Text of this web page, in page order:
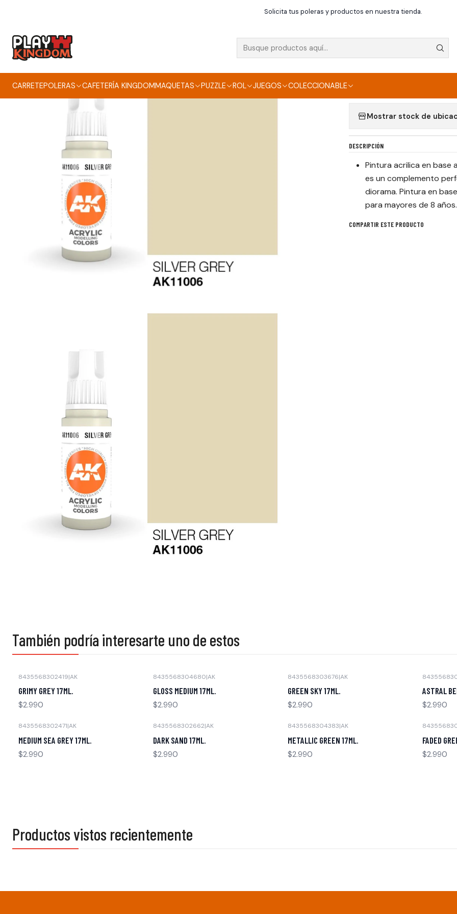
CARRETEPOLERAS CAFETERÍA KINGDOMMAQUETAS PUZZLE ROL JUEGOS COLECCIONABLE
Solicita tus poleras y productos en nuestra tienda.
Inicio Pinturas SILVER GREY 17ML.
SILVER GREY 17ML.
Mostrar stock de
DESCRIPCIÓN
Pintura acrilica en base
es un complemento
diorama. Pintura en
para mayores de 8 años.
COMPARTIR ESTE PRODUCTO
También podría interesarte uno de estos
8435568302419|AK
GRIMY GREY 17ML.
$2.990
8435568304680|AK
GLOSS MEDIUM 17ML.
$2.990
8435568303676|AK
GREEN SKY 17ML.
$2.990
ASTRAL
$2.990
8435568302471|AK
MEDIUM SEA GREY 17ML.
$2.990
8435568302662|AK
DARK SAND 17ML.
$2.990
8435568304383|AK
METALLIC GREEN 17ML.
$2.990
FADED
$2.990
Productos vistos recientemente